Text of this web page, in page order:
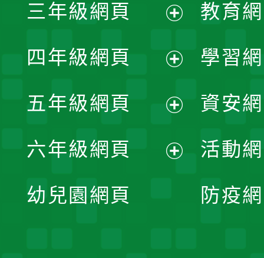
選
單
開
選
單
三年級網頁
開
選
單
四年級網頁
開
選
五年級網頁
開
六年級網頁
幼兒園網頁
教育
學習
資安
活動
防疫